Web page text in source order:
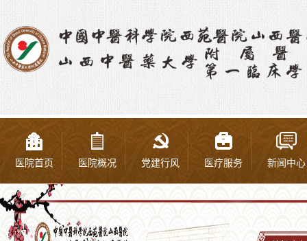
医院首页 医院概况 党建行风 医疗服务 新闻中心